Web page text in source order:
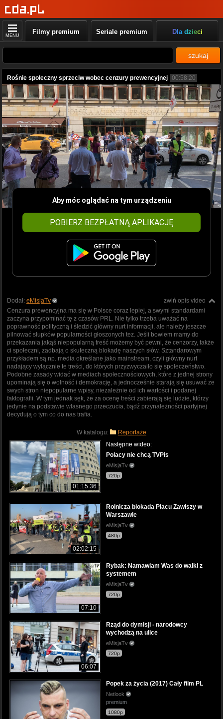
MENU Filmy premium Seriale premium Dla dzieci
szukaj
Rośnie społeczny sprzeciw wobec cenzury prewencyjnej 00:58:20
Aby móc oglądać na tym urządzeniu
POBIERZ BEZPŁATNĄ APLIKACJĘ
zwiń opis video
Dodał: eMisjaTv
Cenzura prewencyjna ma się w Polsce coraz lepiej, a swymi standardami
zaczyna przypominać tę z czasów PRL. Nie tylko trzeba uważać na
poprawność polityczną i śledzić główny nurt informacji, ale należy jeszcze
pilnować słupków popularności głoszonych tez. Jeśli bowiem mamy do
przekazania jakąś niepopularną treść możemy być pewni, że cenzorzy, także
ci społeczni, zadbają o skuteczną blokadę naszych słów. Sztandarowym
przykładem są np. media określane jako mainstream, czyli główny nurt
nadający wyłącznie te treści, do których przyzwyczaiło się społeczeństwo.
Podobne zasady widać w mediach społecznościowych, które z jednej strony
upominają się o wolność i demokrację, a jednocześnie starają się usuwać ze
swych stron niepopularne wpisy, niezależnie od ich wartości i podanej
faktografii. W tym jednak sęk, że za ocenę treści zabierają się ludzie, którzy
jedynie na podstawie własnego przeczucia, bądź przynależności partyjnej
decydują o tym co do nas trafia.
W katalogu: Reportaże
01:15:36
Następne wideo:
Polacy nie chcą TVPis
eMisjaTv
720p
02:02:15
Rolnicza blokada Placu Zawiszy w
Warszawie
eMisjaTv
480p
07:10
Rybak: Namawiam Was do walki z
systemem
eMisjaTv
720p
06:07
Rząd do dymisji - narodowcy
wychodzą na ulice
eMisjaTv
720p
Popek za życia (2017) Cały film PL
Netlook
premium
1080p